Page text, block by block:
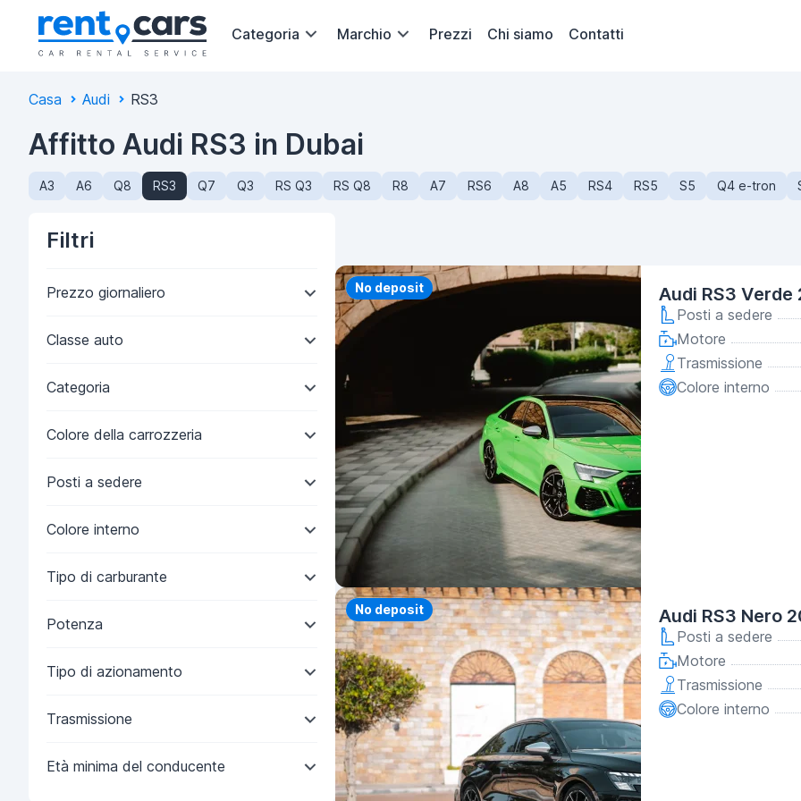
Categoria Marchio Prezzi Chi siamo Contatti
Casa Audi RS3
Affitto Audi RS3 in Dubai
A3 A6 Q8 RS3 Q7 Q3 RS Q3 RS Q8 R8 A7 RS6 A8 A5 RS4 RS5 S5 Q4 e-tron
Filtri
Prezzo giornaliero
Classe auto
Categoria
Colore della carrozzeria
Posti a sedere
Colore interno
Tipo di carburante
Potenza
Tipo di azionamento
Trasmissione
Età minima del conducente
Priority
No deposit Audi RS3 Verde
Posti a sedere
Motore
Trasmissione
Colore interno
Priority
No deposit Audi RS3 Nero
Posti a sedere
Motore
Trasmissione
Colore interno